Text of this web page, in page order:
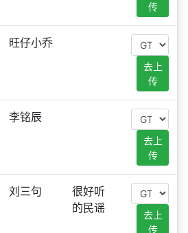
传
旺仔小乔
去上
传
李铭辰
去上
传
刘三句
很好听
的民谣
去上
传